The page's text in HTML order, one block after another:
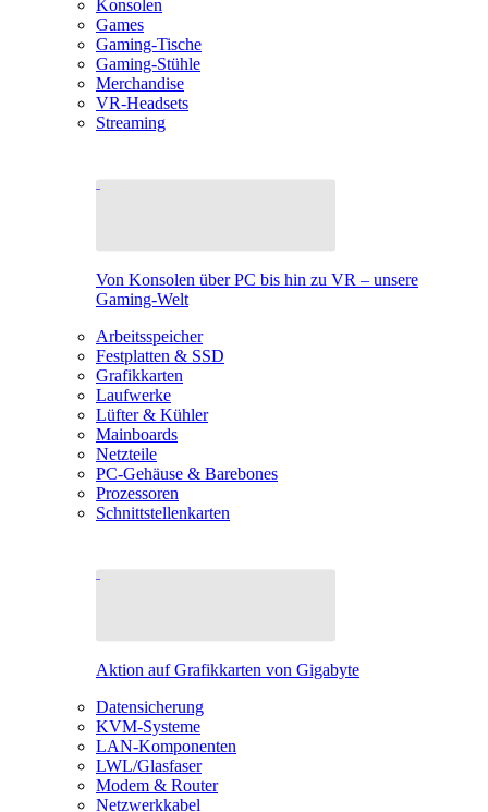
Konsolen
Games
Gaming-Tische
Gaming-Stühle
Merchandise
VR-Headsets
Streaming
Von Konsolen über PC bis hin zu VR – unsere
Gaming-Welt
Arbeitsspeicher
Festplatten & SSD
Grafikkarten
Laufwerke
Lüfter & Kühler
Mainboards
Netzteile
PC-Gehäuse & Barebones
Prozessoren
Schnittstellenkarten
Aktion auf Grafikkarten von Gigabyte
Datensicherung
KVM-Systeme
LAN-Komponenten
LWL/Glasfaser
Modem & Router
Netzwerkkabel